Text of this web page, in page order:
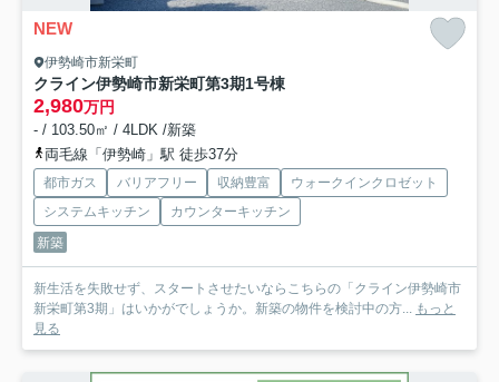
NEW
伊勢崎市新栄町
クライン伊勢崎市新栄町第3期1号棟
2,980万円
- / 103.50㎡ / 4LDK /新築
両毛線「伊勢崎」駅 徒歩37分
都市ガス バリアフリー 収納豊富
ウォークインクロゼット
システムキッチン
カウンターキッチン
新築
新生活を失敗せず、スタートさせたいならこちらの「クライン伊勢崎市
新栄町第3期」はいかがでしょうか。新築の物件を検討中の方... もっと
見る